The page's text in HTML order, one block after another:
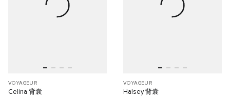
VOYAGEUR
Celina 背囊
VOYAGEUR
Halsey 背囊